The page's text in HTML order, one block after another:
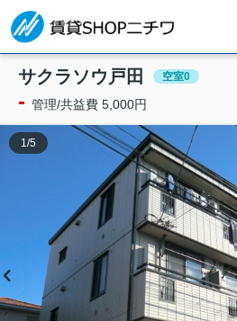
サクラソウ戸田 空室0
- 管理/共益費 5,000円
1 /5